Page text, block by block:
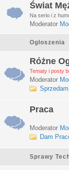
Świat
Na serio i z
Moderator
Ogłoszenia
Różne
Tematy i posty
Moderator
Sprzedam
Praca
Moderator
Dam
Sprawy